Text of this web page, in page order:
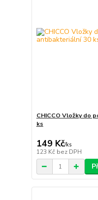
CHICCO Vložky do
ks
149 Kč/ks
123 Kč bez DPH